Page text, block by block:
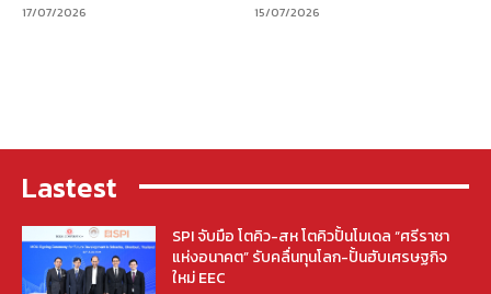
17/07/2026 15/07/2026
Lastest
SPI จับมือ โตคิว-สห โตคิวปั้นโมเดล “ศรีราชา
แห่งอนาคต” รับคลื่นทุนโลก-ปั้นฮับเศรษฐกิจ
ใหม่ EEC